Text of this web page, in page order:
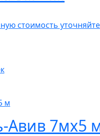
стоимость
Авив 7мх5